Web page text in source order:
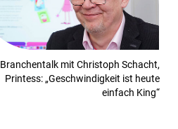
Branchentalk mit Christoph Schacht,
Printess: „Geschwindigkeit ist heute
einfach King“